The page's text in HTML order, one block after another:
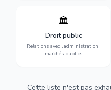
🏛️
Droit public
Relations avec l'administration,
marchés publics
Gestion de vos relations
avec l'administration :
marchés publics,
urbanisme et contentieux.
Cette liste n'est pas